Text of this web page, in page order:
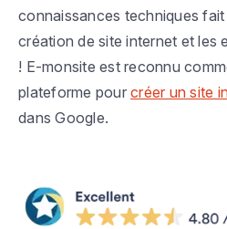
connaissances techniques
création de site internet et les
! E-monsite est reconnu
plateforme pour créer un site
dans Google.